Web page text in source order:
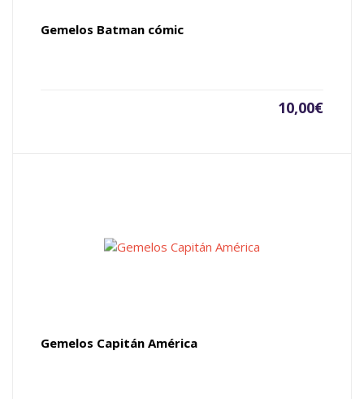
Gemelos Batman cómic
10,00€
Gemelos Capitán América